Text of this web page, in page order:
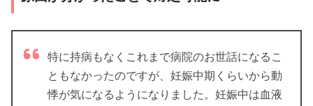
特に持病もなくこれまで病院のお世話になるこ
ともなかったのですが、妊娠中期くらいから動
悸が気になるようになりました。妊娠中は血液